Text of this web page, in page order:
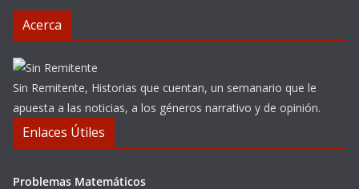
Acerca
Sin Remitente, Historias que cuentan, un semanario que le
apuesta a las noticias, a los géneros narrativo y de opinión.
Enlaces Útiles
Problemas Matemáticos